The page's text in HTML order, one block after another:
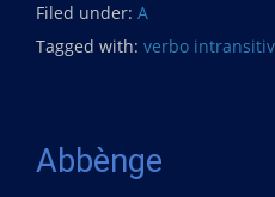
Filed under: A
Tagged with: verbo
Abbènge